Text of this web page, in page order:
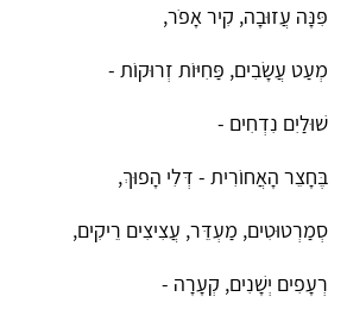
פִּנָּה עֲזוּבָה, קִיר אָפֹר,
מְעַט עֲשָׂבִים, פַּחִיּוֹת זְרוּקוֹת -
שׁוּלַיִם נִדְחִים -
בֶּחָצֵר הָאֲחוֹרִית - דְּלִי הָפוּךְ,
סְמַרְטוּטִים, מַעְדֵּר, עֲצִיצִים רֵיקִים,
רְעָפִים יְשָׁנִים, קְעָרָה -